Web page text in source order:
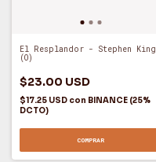
El Resplandor - Stephen King
(O)
$23.00 USD
$17.25 USD con BINANCE (25%
DCTO)
COMPRAR